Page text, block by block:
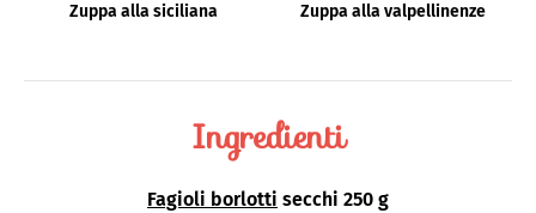
Zuppa alla siciliana Zuppa alla valpellinenze
Ingredienti
Fagioli borlotti secchi 250 g